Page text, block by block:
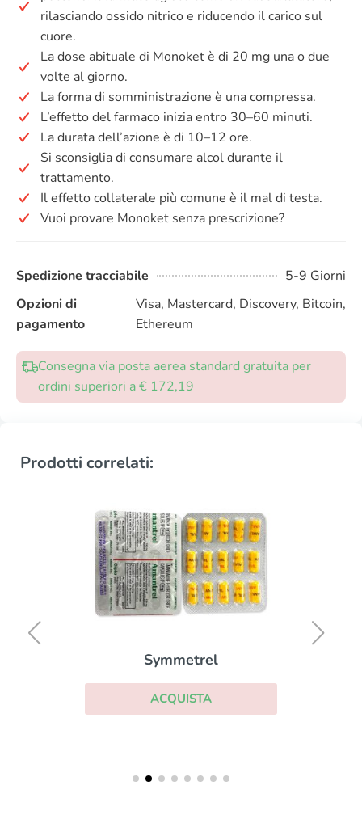
rilasciando ossido nitrico e riducendo il carico sul
cuore.
La dose abituale di Monoket è di 20 mg una o due
volte al giorno.
La forma di somministrazione è una compressa.
L’effetto del farmaco inizia entro 30–60 minuti.
La durata dell’azione è di 10–12 ore.
Si sconsiglia di consumare alcol durante il
trattamento.
Il effetto collaterale più comune è il mal di testa.
Vuoi provare Monoket senza prescrizione?
Spedizione tracciabile
5-9 Giorni
Opzioni di
pagamento
Visa, Mastercard, Discovery, Bitcoin,
Ethereum
Consegna via posta aerea standard gratuita per
ordini superiori a € 172,19
Prodotti correlati:
Symmetrel
ACQUISTA